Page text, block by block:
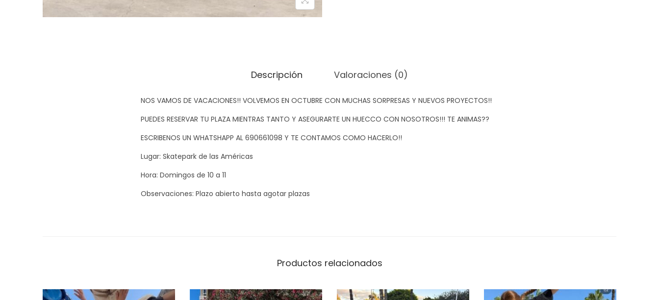
Descripción Valoraciones (0)
NOS VAMOS DE VACACIONES!! VOLVEMOS EN OCTUBRE CON MUCHAS SORPRESAS Y NUEVOS PROYECTOS!!
PUEDES RESERVAR TU PLAZA MIENTRAS TANTO Y ASEGURARTE UN HUECCO CON NOSOTROS!!! TE ANIMAS??
ESCRIBENOS UN WHATSHAPP AL 690661098 Y TE CONTAMOS COMO HACERLO!!
Lugar: Skatepark de las Américas
Hora: Domingos de 10 a 11
Observaciones: Plazo abierto hasta agotar plazas
Productos relacionados